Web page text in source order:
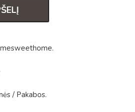
.
/ Pakabos.